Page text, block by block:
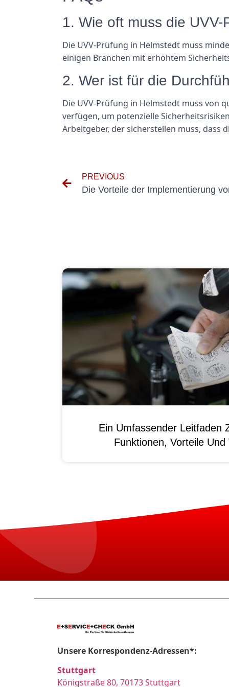
1. Wie oft muss die
Die UVV-Prüfung in Helmstedt muss
einigen Branchen mit erhöhtem
2. Wer ist für die
Die UVV-Prüfung in Helmstedt muss von
verfügen, um potenzielle
Arbeitgeber, der sicherstellen muss, dass
PREVIOUS
Ein Umfassender Leitfaden
Funktionen, Vorteile Und
Unsere Korrespondenz-Adressen*:
Stuttgart
Königstraße 80, 70173 Stuttgart